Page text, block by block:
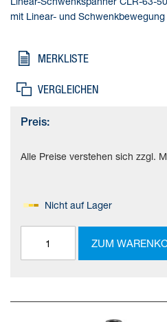
mit Linear- und
Durchmesser=63 mm,
MERKLISTE
VERGLEICHEN
Preis:
Alle Preise verstehen sich zzgl.
Nicht auf Lager
ZUM